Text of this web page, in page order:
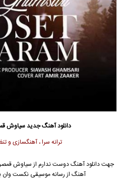
دانلود آهنگ جدیدسیاوش
ترانه سرا ، آهنگسازی
جهت دانلود آهنگ دوست ندارم از سیاوش
آهنگ از رسانه موسیقی نکست وان